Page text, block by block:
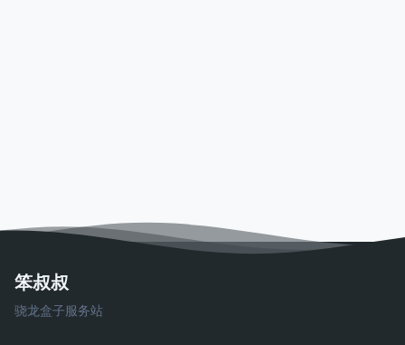
笨叔叔
骁龙盒子服务站